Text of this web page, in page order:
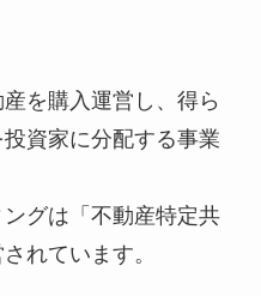
を購入運営し、得ら
資家に分配する事業
グは「不動産特定共
れています。